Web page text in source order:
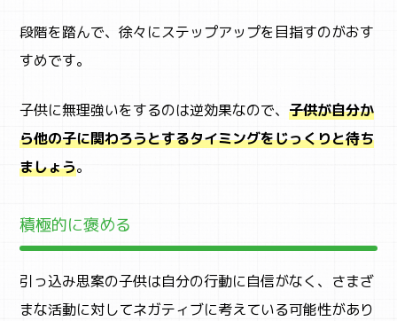
段階を踏んで、徐々にステップアップを目指すのがおす
すめです。
子供に無理強いをするのは逆効果なので、子供が自分か
ら他の子に関わろうとするタイミングをじっくりと待ち
ましょう。
積極的に褒める
引っ込み思案の子供は自分の行動に自信がなく、さまざ
まな活動に対してネガティブに考えている可能性があり